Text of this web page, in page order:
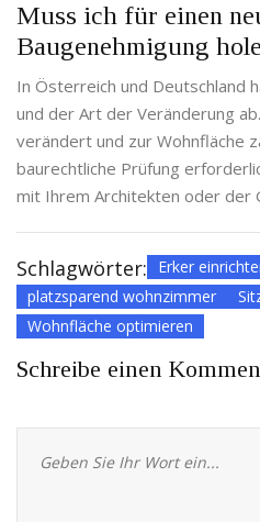
Muss ich für einen
Baugenehmigung
In Österreich und Deutschland
und der Art der Veränderung
verändert und zur Wohnfläche
baurechtliche Prüfung
mit Ihrem Architekten oder der
Schlagwörter: Erker
platzsparend wohnzimmer
Wohnfläche optimieren
Schreibe einen